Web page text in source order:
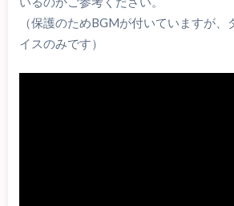
（保護のためBGMが付いていますが、
イスのみです）